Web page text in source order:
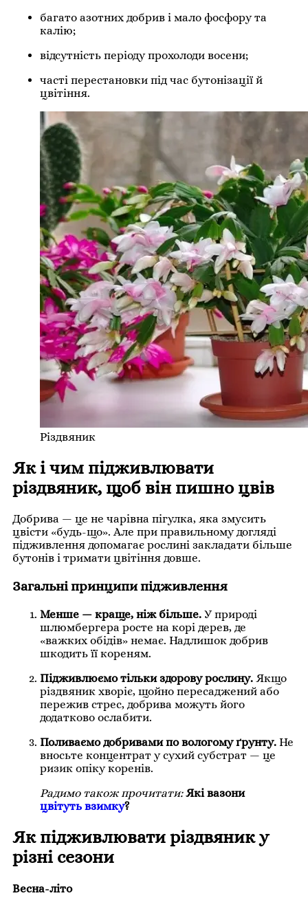
багато азотних добрив і мало фосфору та
калію;
відсутність періоду прохолоди восени;
часті перестановки під час бутонізації й
цвітіння.
Різдвяник
Як і чим підживлювати
різдвяник, щоб він пишно цвів
Добрива — це не чарівна пігулка, яка змусить
цвісти «будь-що». Але при правильному догляді
підживлення допомагає рослині закладати більше
бутонів і тримати цвітіння довше.
Загальні принципи підживлення
Менше — краще, ніж більше. У природі
шлюмбергера росте на корі дерев, де
«важких обідів» немає. Надлишок добрив
шкодить її кореням.
Підживлюємо тільки здорову рослину. Якщо
різдвяник хворіє, щойно пересаджений або
пережив стрес, добрива можуть його
додатково ослабити.
Поливаємо добривами по вологому ґрунту. Не
вносьте концентрат у сухий субстрат — це
ризик опіку коренів.
Радимо також прочитати: Які вазони
цвітуть взимку?
Як підживлювати різдвяник у
різні сезони
Весна-літо